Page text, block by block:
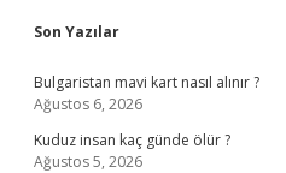
Sidebar
Son Yazılar
Bulgaristan mavi kart nasıl alınır ?
Ağustos 6, 2026
Kuduz insan kaç günde ölür ?
Ağustos 5, 2026